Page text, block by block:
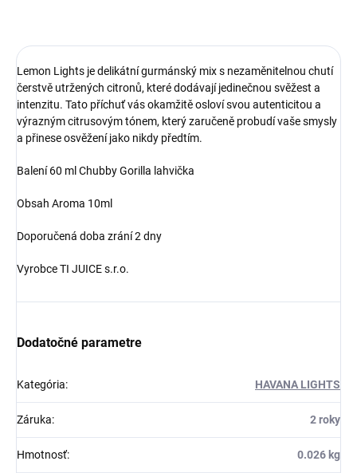
Lemon Lights je delikátní gurmánský mix s nezaměnitelnou chutí
čerstvě utržených citronů, které dodávají jedinečnou svěžest a
intenzitu. Tato příchuť vás okamžitě osloví svou autenticitou a
výrazným citrusovým tónem, který zaručeně probudí vaše smysly
a přinese osvěžení jako nikdy předtím.
Balení 60 ml Chubby Gorilla lahvička
Obsah Aroma 10ml
Doporučená doba zrání 2 dny
Vyrobce TI JUICE s.r.o.
Dodatočné parametre
Kategória: HAVANA LIGHTS
Záruka: 2 roky
Hmotnosť: 0.026 kg